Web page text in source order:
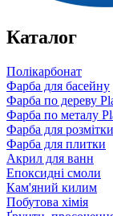
Каталог
Полікарбонат
Фарба для басейну
Фарба по дереву
Фарба по металу
Фарба для розмітки
Фарба для плитки
Акрил для ванн
Епоксидні смоли
Кам'яний килим
Побутова хімія